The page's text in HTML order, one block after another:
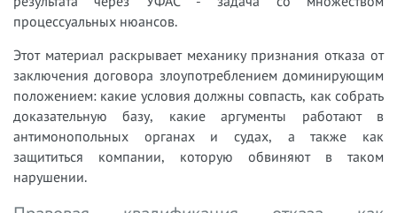
процессуальных нюансов.
Этот материал раскрывает механику признания отказа от
заключения договора злоупотреблением доминирующим
положением: какие условия должны совпасть, как собрать
доказательную базу, какие аргументы работают в
антимонопольных органах и судах, а также как
защититься компании, которую обвиняют в таком
нарушении.